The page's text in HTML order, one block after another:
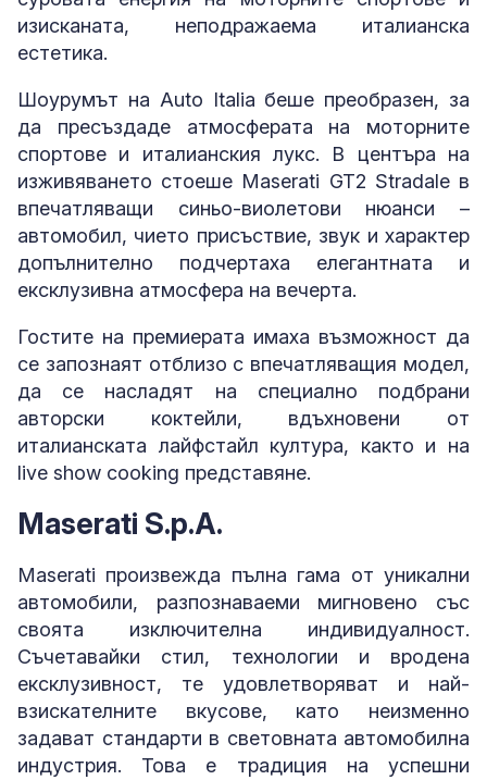
изисканата, неподражаема италианска
естетика.
Шоурумът на Auto Italia беше преобразен, за
да пресъздаде атмосферата на моторните
спортове и италианския лукс. В центъра на
изживяването стоеше Maserati GT2 Stradale в
впечатляващи синьо-виолетови нюанси –
автомобил, чието присъствие, звук и характер
допълнително подчертаха елегантната и
ексклузивна атмосфера на вечерта.
Гостите на премиерата имаха възможност да
се запознаят отблизо с впечатляващия модел,
да се насладят на специално подбрани
авторски коктейли, вдъхновени от
италианската лайфстайл култура, както и на
live show cooking представяне.
Maserati S.p.A.
Maserati произвежда пълна гама от уникални
автомобили, разпознаваеми мигновено със
своята изключителна индивидуалност.
Съчетавайки стил, технологии и вродена
ексклузивност, те удовлетворяват и най-
взискателните вкусове, като неизменно
задават стандарти в световната автомобилна
индустрия. Това е традиция на успешни